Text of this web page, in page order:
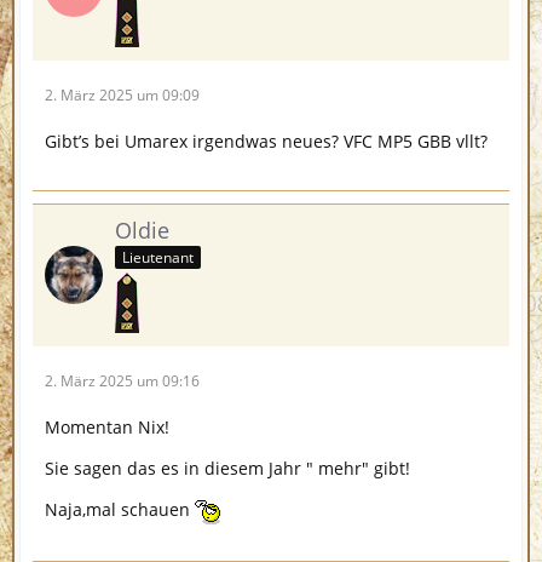
2. März 2025 um 09:09
Gibt’s bei Umarex irgendwas neues? VFC MP5 GBB vllt?
Oldie
Lieutenant
2. März 2025 um 09:16
Momentan Nix!
Sie sagen das es in diesem Jahr " mehr" gibt!
Naja,mal schauen